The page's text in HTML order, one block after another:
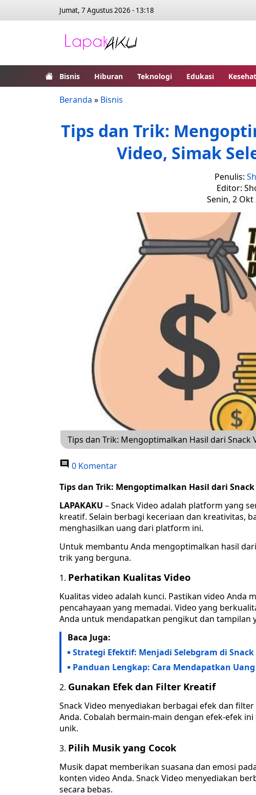
Jumat, 7 Agustus 2026 - 13:18
Bisnis Hiburan Teknologi Edukasi
Beranda » Bisnis
Tips dan Trik:
Video, Simak
Penulis:
Editor:
Senin, 2 Okt
Tips dan Trik: Mengoptimalkan Hasil dari Snack
0 Komentar
Tips dan Trik: Mengoptimalkan Hasil dari Snack
LAPAKAKU – Snack Video adalah platform yang
kreatif. Selain berbagi keceriaan dan kreativitas,
menghasilkan uang dari platform ini.
Untuk membantu Anda mengoptimalkan hasil
trik yang berguna.
Perhatikan Kualitas Video
Kualitas video adalah kunci. Pastikan video Anda
pencahayaan yang memadai. Video yang
Anda untuk mendapatkan pengikut dan tampilan
Baca Juga:
Strategi Efektif: Menjadi Selebgram di
Panduan Lengkap: Cara Mendapatkan
Gunakan Efek dan Filter Kreatif
Snack Video menyediakan berbagai efek dan
Anda. Cobalah bermain-main dengan efek-efek
unik.
Pilih Musik yang Cocok
Musik dapat memberikan suasana dan emosi
konten video Anda. Snack Video menyediakan
secara bebas.